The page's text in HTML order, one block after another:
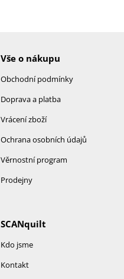
Vše o nákupu
Obchodní podmínky
Doprava a platba
Vrácení zboží
Ochrana osobních údajů
Věrnostní program
Prodejny
SCANquilt
Kdo jsme
Kontakt